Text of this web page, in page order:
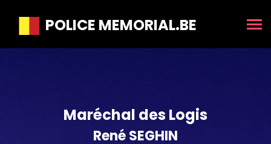
POLICE MEMORIAL.BE
Maréchal des Logis
René SEGHIN